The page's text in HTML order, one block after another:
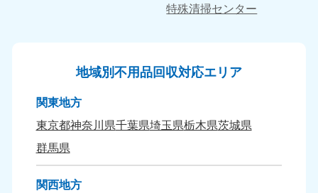
特殊清掃センター
地域別不用品回収対応エリア
関東地方
東京都神奈川県千葉県埼玉県栃木県茨城県
群馬県
関西地方